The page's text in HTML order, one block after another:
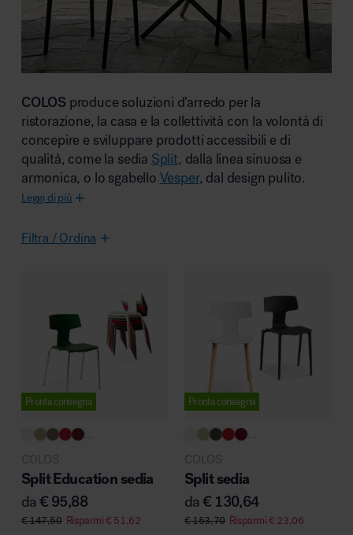
Area riunione e convegni
Area lounge e attesa
Area hospitality
COLOS produce soluzioni d’arredo per la
ristorazione, la casa e la collettività con la volontà di
concepire e sviluppare prodotti accessibili e di
qualità, come la sedia Split, dalla linea sinuosa e
armonica, o lo sgabello Vesper, dal design pulito.
Leggi di più
Filtra / Ordina
Pronta consegna
...
COLOS
Split Education sedia
da€ 95,88
€147,50 Risparmi€51,62
Pronta consegna
COLOS
Split sedia
da€ 130,64
€153,70 Risparmi€23,06